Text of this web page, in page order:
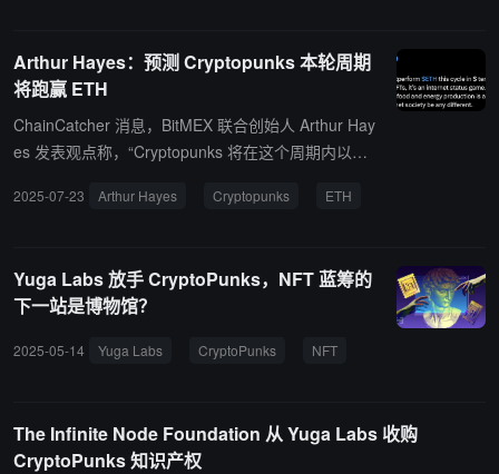
近期发行价值 515 万美元的优先股，以三倍于市场底价的估值购入稀
有" Ape Punk "系列中的 #5577 号作品。
Arthur Hayes：预测 Cryptopunks 本轮周期
将跑赢 ETH
ChainCatcher 消息，BitMEX 联合创始人 Arthur Hay
es 发表观点称，“Cryptopunks 将在这个周期内以美
NFT 来展示财富，这本质上是一种互联网地位游戏。
2025-07-23 Arthur Hayes Cryptopunks ETH
Yuga Labs 放手 CryptoPunks，NFT 蓝筹的
下一站是博物馆？
2025-05-14 Yuga Labs CryptoPunks NFT
The Infinite Node Foundation 从 Yuga Labs 收购
CryptoPunks 知识产权